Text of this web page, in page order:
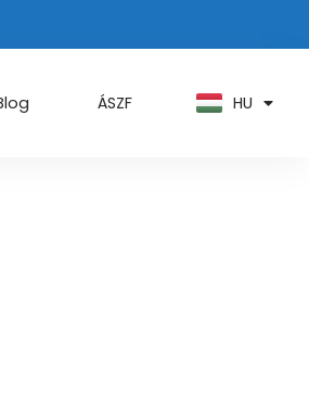
ÁSZF HU
AR